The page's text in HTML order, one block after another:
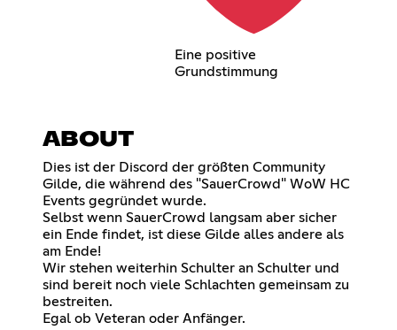
Eine positive
Grundstimmung
ABOUT
Dies ist der Discord der größten Community
Gilde, die während des "SauerCrowd" WoW HC
Events gegründet wurde.
Selbst wenn SauerCrowd langsam aber sicher
ein Ende findet, ist diese Gilde alles andere als
am Ende!
Wir stehen weiterhin Schulter an Schulter und
sind bereit noch viele Schlachten gemeinsam zu
bestreiten.
Egal ob Veteran oder Anfänger.